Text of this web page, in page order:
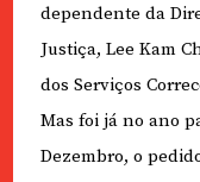
dependente da
Justiça, Lee Kam
dos Serviços
Mas foi já no ano
Dezembro, o